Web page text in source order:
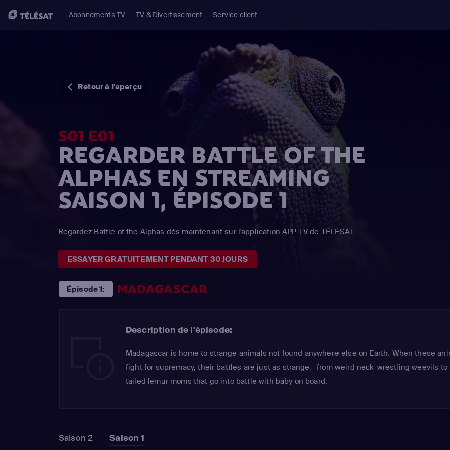
Abonnements TV TV & Divertissement Service client
Retour à l'aperçu
S01 E01
REGARDER BATTLE OF THE
ALPHAS EN STREAMING
SAISON 1, ÉPISODE 1
Regardez Battle of the Alphas dès maintenant sur l'application APP TV de TÉLÉSAT
ESSAYER GRATUITEMENT PENDANT 30 JOURS
Épisode 1: MADAGASCAR
Description de l'épisode:
Madagascar is home to strange animals not found anywhere else on Earth. When these
fight for supremacy, their battles are just as strange - from weird neck-wrestling weevils to
tailed lemur moms that go into battle with baby on board.
Saison 2 Saison 1